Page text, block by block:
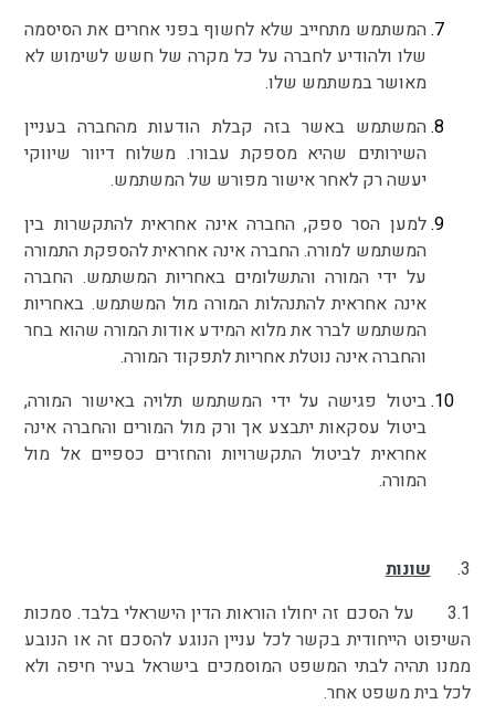
המשתמש מתחייב שלא לחשוף בפני אחרים את הסיסמה
שלו ולהודיע לחברה על כל מקרה של חשש לשימוש לא
מאושר במשתמש שלו.
המשתמש באשר בזה קבלת הודעות מהחברה בעניין
השירותים שהיא מספקת עבורו. משלוח דיוור שיווקי
יעשה רק לאחר אישור מפורש של המשתמש.
למען הסר ספק, החברה אינה אחראית להתקשרות בין
המשתמש למורה. החברה אינה אחראית להספקת התמורה
על ידי המורה והתשלומים באחריות המשתמש. החברה
אינה אחראית להתנהלות המורה מול המשתמש. באחריות
המשתמש לברר את מלוא המידע אודות המורה שהוא בחר
והחברה אינה נוטלת אחריות לתפקוד המורה.
ביטול פגישה על ידי המשתמש תלויה באישור המורה,
ביטול עסקאות יתבצע אך ורק מול המורים והחברה אינה
אחראית לביטול התקשרויות והחזרים כספיים אל מול
המורה.
3.
שונות
3.1
על הסכם זה יחולו הוראות הדין הישראלי בלבד. סמכות
השיפוט הייחודית בקשר לכל עניין הנוגע להסכם זה או הנובע
ממנו תהיה לבתי המשפט המוסמכים בישראל בעיר חיפה ולא
לכל בית משפט אחר.